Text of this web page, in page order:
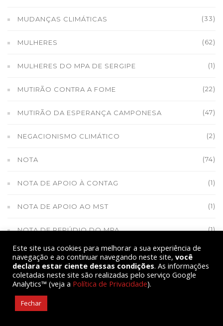
MUDANÇAS CLIMÁTICAS (33)
MULHERES (62)
MULHERES DO MPA DE SERGIPE (1)
MUTIRÃO CONTRA A FOME (22)
MUTIRÃO DA ESPERANÇA CAMPONESA (47)
NEGACIONISMO CLIMÁTICO (2)
NOTA (74)
NOTA DE APOIO À CONTAG (1)
NOTA DE APOIO AO MST (1)
NOTA DE REPÚDIO DO MPA (1)
NOTA DE SOLIDARIEDADE
NOVA CHAMADA DO PAA
NOVA GERAÇÃO CAMPONESA
Este site usa cookies para melhorar a sua experiência de
navegação e ao continuar navegando neste site, você
declara estar ciente dessas condições. As informações
coletadas neste site são realizadas pelo serviço Google
Analytics™ (veja a Política de Privacidade).
Fechar